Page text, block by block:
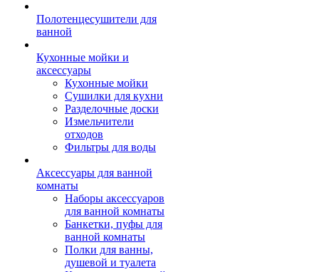
Полотенцесушители для
ванной
Кухонные мойки и
аксессуары
Кухонные мойки
Сушилки для кухни
Разделочные доски
Измельчители
отходов
Фильтры для воды
Аксессуары для ванной
комнаты
Наборы аксессуаров
для ванной комнаты
Банкетки, пуфы для
ванной комнаты
Полки для ванны,
душевой и туалета